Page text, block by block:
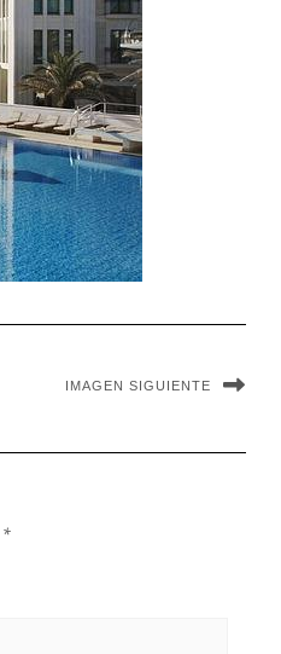
IMAGEN SIGUIENTE
*